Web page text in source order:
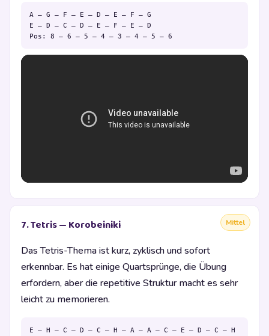
A – G – F – E – D – E – F – G
E – D – C – D – E – F – E – D
Pos: 8 – 6 – 5 – 4 – 3 – 4 – 5 – 6
Mittel
7. Tetris — Korobeiniki
Das Tetris-Thema ist kurz, zyklisch und sofort
erkennbar. Es hat einige Quartsprünge, die Übung
erfordern, aber die repetitive Struktur macht es sehr
leicht zu memorieren.
E – H – C – D – C – H – A – A – C – E – D – C – H